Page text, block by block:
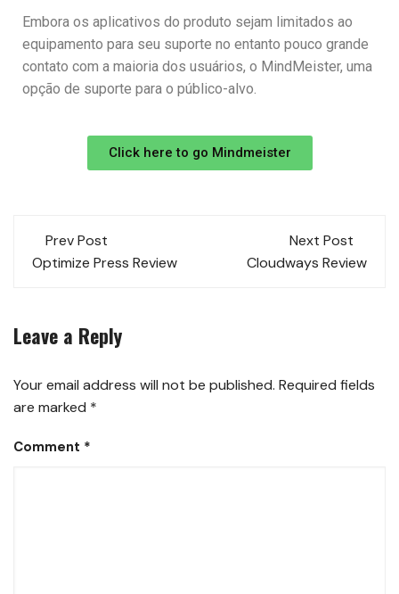
Embora os aplicativos do produto sejam limitados ao
equipamento para seu suporte no entanto pouco grande
contato com a maioria dos usuários, o MindMeister, uma
opção de suporte para o público-alvo.
Click here to go Mindmeister
Prev Post
Optimize Press Review
Next Post
Cloudways Review
Leave a Reply
Your email address will not be published. Required fields
are marked *
Comment *